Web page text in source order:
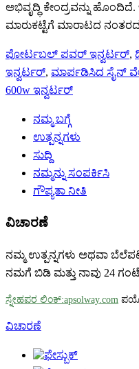
ಅಭಿವೃದ್ಧಿ ಕೇಂದ್ರವನ್ನು
ಮಾರುಕಟ್ಟೆಗೆ ಮಾರಾಟದ ನಂತರದ
ಪೋರ್ಟಬಲ್ ಪವರ್ ಇನ್ವರ್ಟರ್,
ಇನ್ವರ್ಟರ್, ಮಾರ್ಪಡಿಸಿದ ಸೈನ್
600w ಇನ್ವರ್ಟರ್
ನಮ್ಮ ಬಗ್ಗೆ
ಉತ್ಪನ್ನಗಳು
ಸುದ್ದಿ
ನಮ್ಮನ್ನು ಸಂಪರ್ಕಿಸಿ
ಗೌಪ್ಯತಾ ನೀತಿ
ವಿಚಾರಣೆ
ನಮ್ಮ ಉತ್ಪನ್ನಗಳು ಅಥವಾ
ನಮಗೆ ಬಿಡಿ ಮತ್ತು ನಾವು 24
ಸ್ನೇಹಪರ ಲಿಂಕ್:apsolway.com
ವಿಚಾರಣೆ